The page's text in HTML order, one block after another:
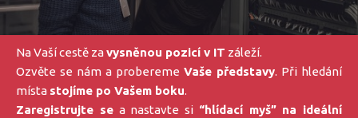
Na Vaší cestě zavysněnou pozicí v IT záleží.
Ozvěte se nám a probereme Vaše představy. Při hledání
místa stojíme po Vašem boku.
Zaregistrujte sea nastavte si “hlídací myš” na ideální